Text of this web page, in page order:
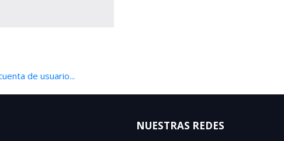
de usuario...
NUESTRAS REDES